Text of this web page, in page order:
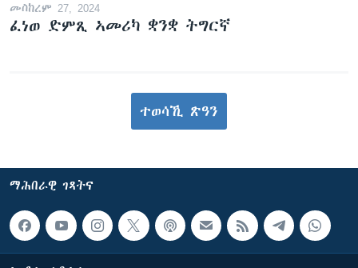
መስከረም 27, 2024
ፈነወ ድምጺ ኣመሪካ ቋንቋ ትግርኛ
ተወሳኺ ጽዓን
ማሕበራዊ ገጻትና